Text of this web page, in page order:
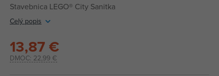
Stavebnica LEGO® City Sanitka
Celý popis
DMOC: 22,99 €
13,87 €